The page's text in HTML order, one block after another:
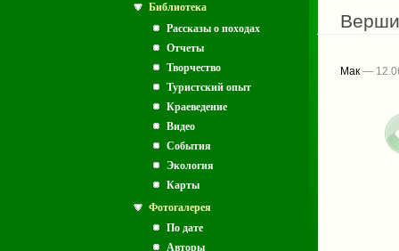
Библиотека
Рассказы о походах
Отчеты
Творчество
Туристский опыт
Краеведение
Видео
События
Экология
Карты
Фотогалерея
По дате
Авторы
Вы
Мак —